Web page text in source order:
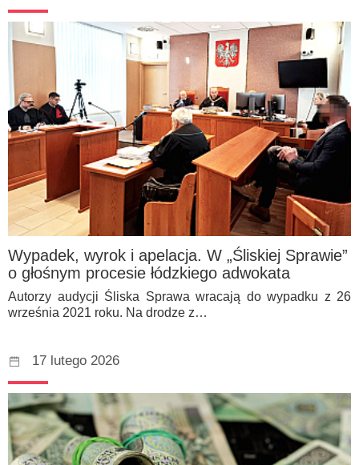
Wypadek, wyrok i apelacja. W „Śliskiej Sprawie”
o głośnym procesie łódzkiego adwokata
Autorzy audycji Śliska Sprawa wracają do wypadku z 26
września 2021 roku. Na drodze z…
17 lutego 2026